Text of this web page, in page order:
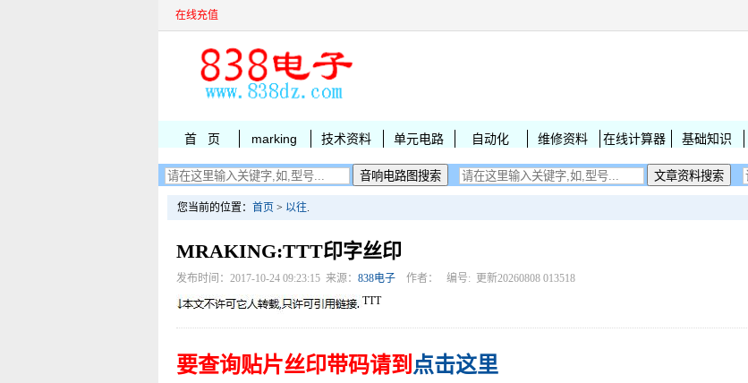
在线充值
首 页 marking 技术资料 单元电路 自动化 维修资料 在线计算器 基础知识
您当前的位置： 首页 > 以往.
MRAKING:TTT印字丝印
发布时间：2017-10-24 09:23:15 来源： 838电子 作者： 编号: 更新20260808 013518
TTT
要查询贴片丝印带码请到 点击这里